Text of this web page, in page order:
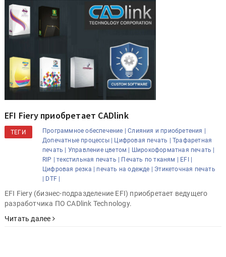
EFI Fiery приобретает CADlink
ТЕГИ Программное обеспечение |
Слияния и приобретения |
Допечатные процессы |
Цифровая печать |
Трафаретная
печать |
Управление цветом |
Широкоформатная печать |
RIP |
текстильная печать | Печать по тканям |
EFI |
Цифровая резка |
печать на одежде |
Этикеточная печать
DTF |
EFI Fiery (бизнес-подразделение EFI) приобретает ведущего
разработчика ПО CADlink Technology.
Читать далее